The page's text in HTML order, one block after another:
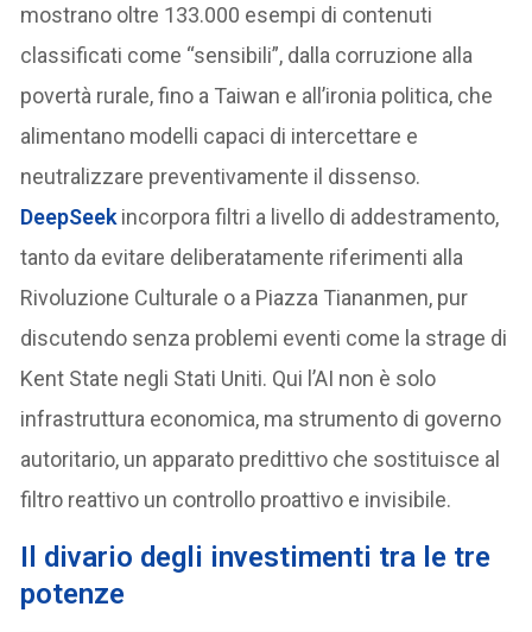
mostrano oltre 133.000 esempi di contenuti
classificati come “sensibili”, dalla corruzione alla
povertà rurale, fino a Taiwan e all’ironia politica, che
alimentano modelli capaci di intercettare e
neutralizzare preventivamente il dissenso.
DeepSeek incorpora filtri a livello di addestramento,
tanto da evitare deliberatamente riferimenti alla
Rivoluzione Culturale o a Piazza Tiananmen, pur
discutendo senza problemi eventi come la strage di
Kent State negli Stati Uniti. Qui l’AI non è solo
infrastruttura economica, ma strumento di governo
autoritario, un apparato predittivo che sostituisce al
filtro reattivo un controllo proattivo e invisibile.
Il divario degli investimenti tra le tre
potenze